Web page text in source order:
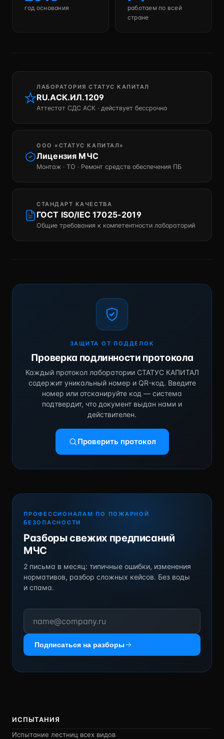
год основания
работаем по всей
стране
ЛАБОРАТОРИЯ СТАТУС КАПИТАЛ
RU.АСК.ИЛ.1209
Аттестат СДС АСК · действует бессрочно
ООО «СТАТУС КАПИТАЛ»
Лицензия МЧС
Монтаж · ТО · Ремонт средств обеспечения ПБ
СТАНДАРТ КАЧЕСТВА
ГОСТ ISO/IEC 17025-2019
Общие требования к компетентности лабораторий
ЗАЩИТА ОТ ПОДДЕЛОК
Проверка подлинности протокола
Каждый протокол лаборатории СТАТУС КАПИТАЛ
содержит уникальный номер и QR-код. Введите
номер или отсканируйте код — система
подтвердит, что документ выдан нами и
действителен.
Проверить протокол
ПРОФЕССИОНАЛАМ ПО ПОЖАРНОЙ
БЕЗОПАСНОСТИ
Разборы свежих предписаний
МЧС
2 письма в месяц: типичные ошибки, изменения
нормативов, разбор сложных кейсов. Без воды
и спама.
Подписаться на разборы
ИСПЫТАНИЯ
Испытание лестниц всех видов